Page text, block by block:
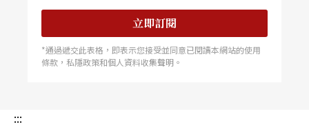
立即訂閱
*通過遞交此表格，即表示您接受並同意已閱讀本網站的使用
條款，私隱政策和個人資料收集聲明。
:::